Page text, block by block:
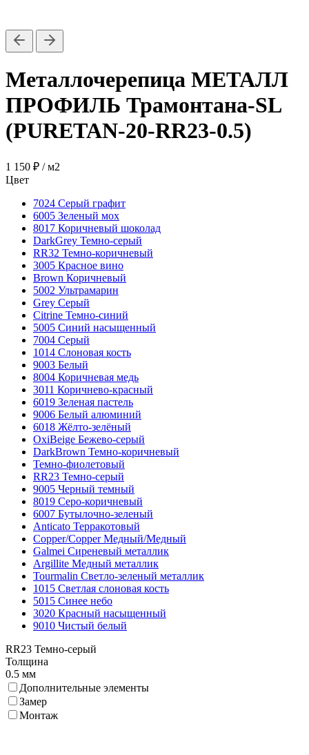
Металлочерепица МЕТАЛЛ
ПРОФИЛЬ Трамонтана-SL
(PURETAN-20-RR23-0.5)
1 150 ₽ / м2
Цвет
7024 Серый графит
6005 Зеленый мох
8017 Коричневый шоколад
DarkGrey Темно-серый
RR32 Темно-коричневый
3005 Красное вино
Brown Коричневый
5002 Ультрамарин
Grey Серый
Citrine Темно-синий
5005 Синий насыщенный
7004 Серый
1014 Слоновая кость
9003 Белый
8004 Коричневая медь
3011 Коричнево-красный
6019 Зеленая пастель
9006 Белый алюминий
6018 Жёлто-зелёный
OxiBеige Бежево-серый
DarkBrown Темно-коричневый
Темно-фиолетовый
RR23 Темно-серый
9005 Черный темный
8019 Серо-коричневый
6007 Бутылочно-зеленый
Anticato Терракотовый
Copper/Copper Медный/Медный
Galmei Сиреневый металлик
Argillite Медный металлик
Tourmalin Светло-зеленый металлик
1015 Светлая слоновая кость
5015 Синее небо
3020 Красный насыщенный
9010 Чистый белый
RR23 Темно-серый
Толщина
0.5 мм
Дополнительные элементы
Замер
Монтаж